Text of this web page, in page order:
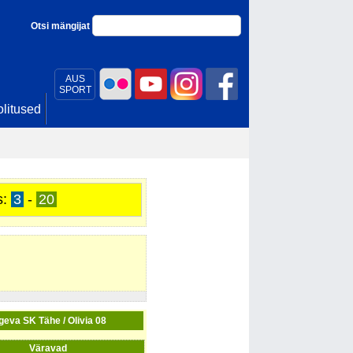
AUS
SPORT
Otsi mängijat
3 - 20
SK Tähe / Olivia 08
Väravad